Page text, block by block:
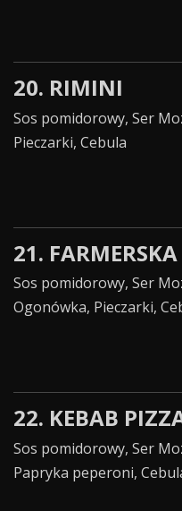
20. RIMINI
Sos pomidorowy, Ser
Pieczarki, Cebula
21. FARMERSKA
Sos pomidorowy, Ser
Ogonówka, Pieczarki,
22. KEBAB
Sos pomidorowy, Ser
Papryka peperoni,